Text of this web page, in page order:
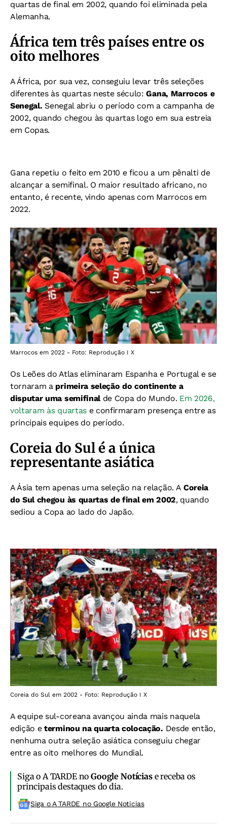
quartas de final em 2002, quando foi eliminada pela
Alemanha.
África tem três países entre os
oito melhores
A África, por sua vez, conseguiu levar três seleções
diferentes às quartas neste século:Gana, Marrocos e
Senegal. Senegal abriu o período com a campanha de
2002, quando chegou às quartas logo em sua estreia
em Copas.
Gana repetiu o feito em 2010 e ficou a um pênalti de
alcançar a semifinal. O maior resultado africano, no
entanto, é recente, vindo apenas com Marrocos em
2022.
Marrocos em 2022 - Foto: Reprodução I X
Os Leões do Atlas eliminaram Espanha e Portugal e se
tornaram aprimeira seleção do continente a
disputar uma semifinal de Copa do Mundo. Em 2026,
voltaram às quartase confirmaram presença entre as
principais equipes do período.
Coreia do Sul é a única
representante asiática
A Ásia tem apenas uma seleção na relação. A Coreia
do Sul chegou às quartas de final em 2002, quando
sediou a Copa ao lado do Japão.
Coreia do Sul em 2002 - Foto: Reprodução I X
A equipe sul-coreana avançou ainda mais naquela
edição eterminou na quarta colocação. Desde então,
nenhuma outra seleção asiática conseguiu chegar
entre as oito melhores do Mundial.
Siga o A TARDE noGoogle Notíciase receba os
principais destaques do dia.
Siga o A TARDE no Google Noticias